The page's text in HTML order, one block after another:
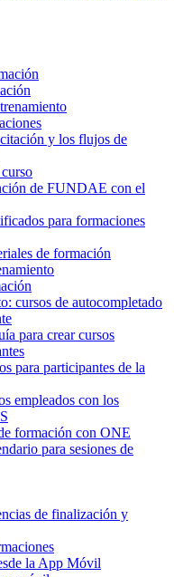
y los flujos de
de FUNDAE con el
para formaciones
de formación
cursos de autocompletado
para crear cursos
para participantes de la
empleados con los
formación con ONE
para sesiones de
de finalización y
la App Móvil